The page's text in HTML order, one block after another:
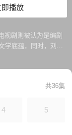
即播放
视剧则被认为是编剧
学底蕴，同时，刘本
血的语言风格，将
们常说的经典台词。
共36集
4 5